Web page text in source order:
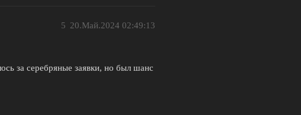
20.Май.2024 02:49:13
5
за серебряные заявки, но был шанс